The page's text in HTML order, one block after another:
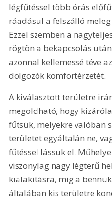
légfűtéssel több órás
ráadásul a felszálló meleg
Ezzel szemben a
rögtön a bekapcsolás
azonnal kellemessé téve
dolgozók komfortérzetét.
A kiválasztott területre
megoldható, hogy
fűtsük, melyekre valóban
területet egyáltalán ne,
fűtéssel lássuk el.
viszonylag nagy légterű
kialakításra, míg a
általában kis területre